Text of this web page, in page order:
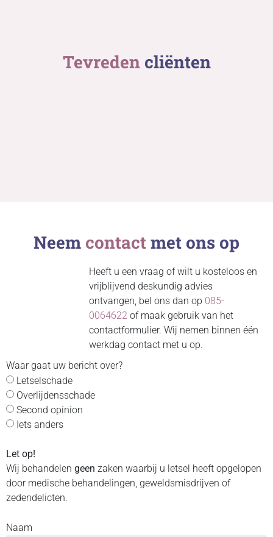
Tevredencliënten
Neem contactmet ons op
Heeft u een vraag of wilt u kosteloos en
vrijblijvend deskundig advies
ontvangen, bel ons dan op 085-
0064622of maak gebruik van het
contactformulier. Wij nemen binnen één
werkdag contact met u op.
Waar gaat uw bericht over?
Letselschade
Overlijdensschade
Second opinion
Iets anders
Let op!
Wij behandelen geen zaken waarbij u letsel heeft opgelopen
door medische behandelingen, geweldsmisdrijven of
zedendelicten.
Naam